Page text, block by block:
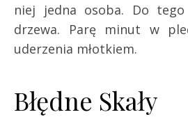
niej jedna osoba. Do tego
drzewa. Parę minut w
uderzenia młotkiem.
Błędne Skały